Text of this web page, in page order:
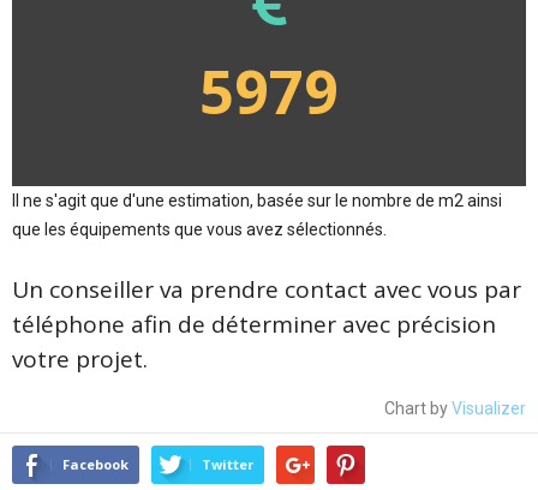
5979
Il ne s'agit que d'une estimation, basée sur le nombre de m2 ainsi
que les équipements que vous avez sélectionnés.
Un conseiller va prendre contact avec vous par
téléphone afin de déterminer avec précision
votre projet.
Chart byVisualizer
Facebook Twitter